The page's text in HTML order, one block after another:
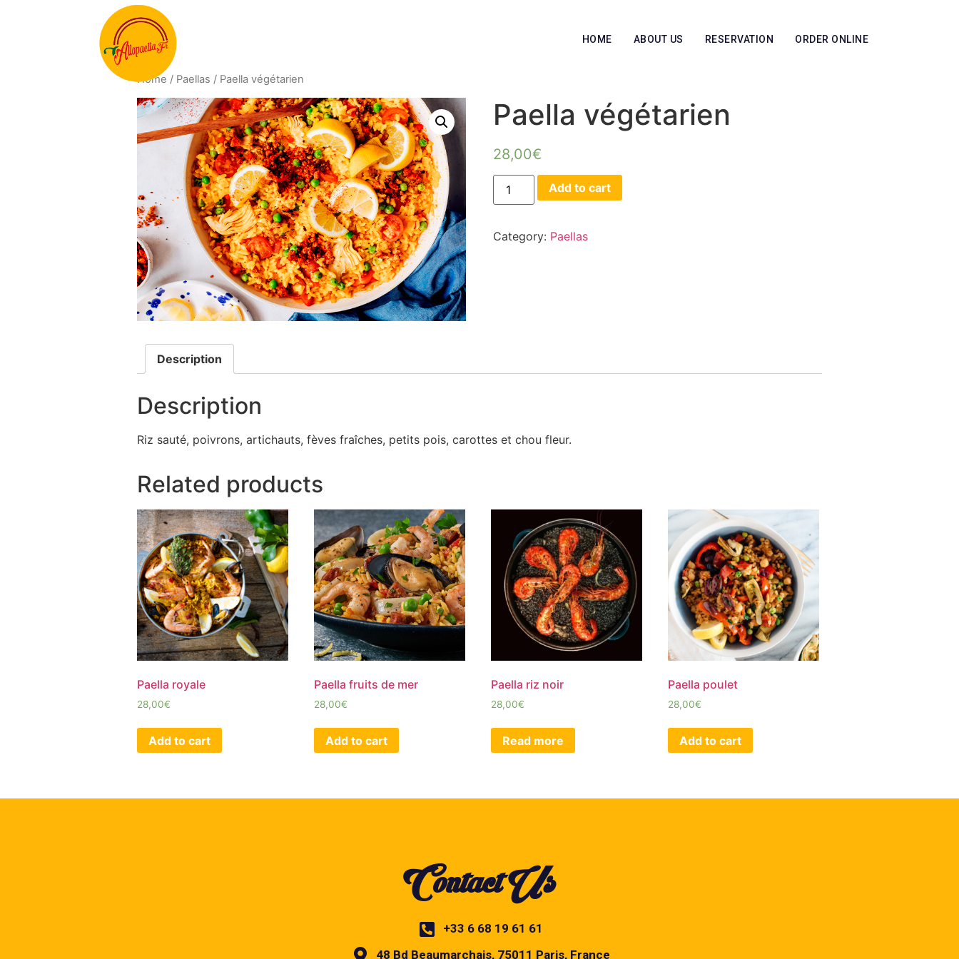
HOME ABOUT US RESERVATION ORDER ONLINE
Home / Paellas / Paella végétarien
Paella végétarien
28,00€
Add to cart
Category: Paellas
Description
Description
Riz sauté, poivrons, artichauts, fèves fraîches, petits pois, carottes et chou fleur.
Related products
Paella royale
28,00€
Add to cart
Paella fruits de mer
28,00€
Add to cart
Paella riz noir
28,00€
Read more
Paella poulet
28,00€
Add to cart
Contact Us
+33 6 68 19 61 61
48 Bd Beaumarchais, 75011 Paris, France